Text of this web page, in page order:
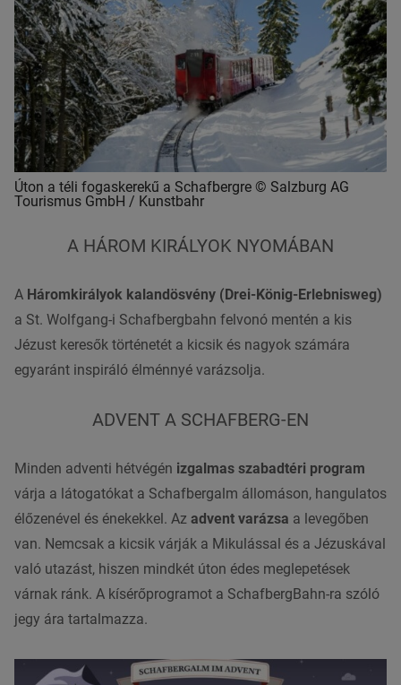
Úton a téli fogaskerekű a Schafbergre © Salzburg AG
Tourismus GmbH / Kunstbahr
A HÁROM KIRÁLYOK NYOMÁBAN
A Háromkirályok kalandösvény (Drei-König-Erlebnisweg)
a St. Wolfgang-i Schafbergbahn felvonó mentén a kis
Jézust keresők történetét a kicsik és nagyok számára
egyaránt inspiráló élménnyé varázsolja.
ADVENT A SCHAFBERG-EN
Minden adventi hétvégén izgalmas szabadtéri program
várja a látogatókat a Schafbergalm állomáson, hangulatos
élőzenével és énekekkel. Az advent varázsa a levegőben
van. Nemcsak a kicsik várják a Mikulással és a Jézuskával
való utazást, hiszen mindkét úton édes meglepetések
várnak ránk. A kísérőprogramot a SchafbergBahn-ra szóló
jegy ára tartalmazza.